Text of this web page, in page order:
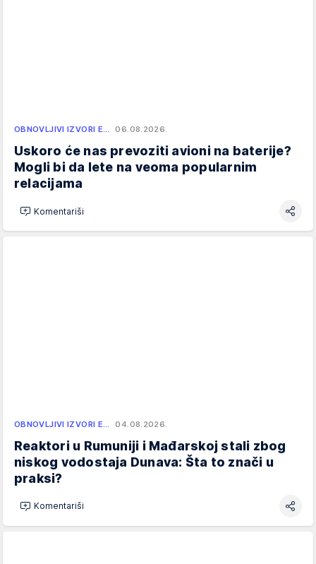
OBNOVLJIVI IZVORI E… 06.08.2026.
Uskoro će nas prevoziti avioni na baterije?
Mogli bi da lete na veoma popularnim
relacijama
Komentariši
OBNOVLJIVI IZVORI E… 04.08.2026.
Reaktori u Rumuniji i Mađarskoj stali zbog
niskog vodostaja Dunava: Šta to znači u
praksi?
Komentariši